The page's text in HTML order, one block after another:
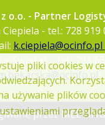
z o.o. - Partner
- tel.: 728 919
k.ciepiela@ocinfo.pl
Świeżak - tel.: 793
przez
pliki cookies w
używanie plików